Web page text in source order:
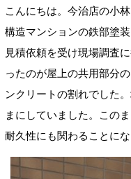
こんにちは。今治店の小
構造マンションの鉄部塗
見積依頼を受け現場調査
ったのが屋上の共用部分
ンクリートの割れでした
まにしていました。この
耐久性にも関わることに